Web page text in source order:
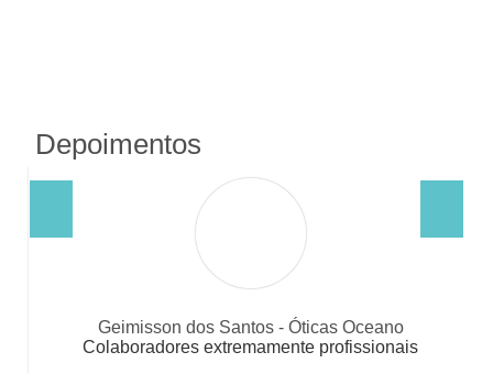
Depoimentos
- Óticas Oceano
profissionais
Dimitri A. Q. Rosa
Pessoal altamente qualificado